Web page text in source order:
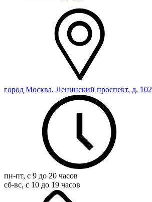
город Москва, Ленинский проспект, д. 102
пн-пт, с 9 до 20 часов
сб-вс, с 10 до 19 часов